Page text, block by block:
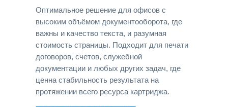
Оптимальное решение для офисов с
высоким объёмом документооборота, где
важны и качество текста, и разумная
стоимость страницы. Подходит для печати
договоров, счетов, служебной
документации и любых других задач, где
ценна стабильность результата на
протяжении всего ресурса картриджа.